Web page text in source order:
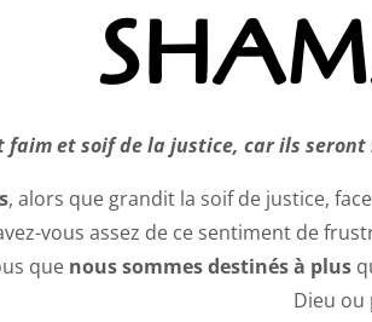
faim et soif de la justice, car ils seront
, alors que grandit la soif de justice,
vous assez de ce sentiment de
que nous sommes destinés à plus
Dieu ou